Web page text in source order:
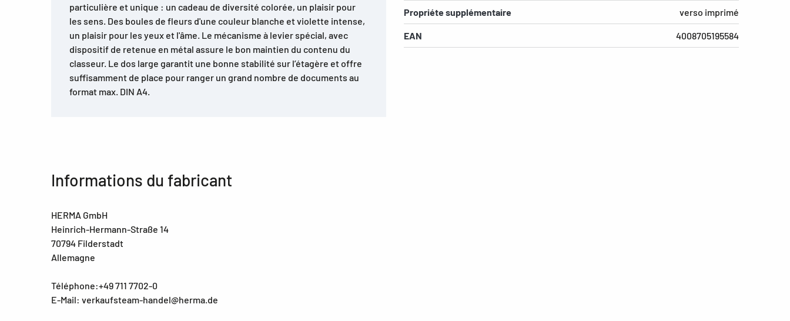
particulière et unique : un cadeau de diversité colorée, un plaisir pour
les sens. Des boules de fleurs d'une couleur blanche et violette intense,
un plaisir pour les yeux et l'âme. Le mécanisme à levier spécial, avec
dispositif de retenue en métal assure le bon maintien du contenu du
classeur. Le dos large garantit une bonne stabilité sur l’étagère et offre
suffisamment de place pour ranger un grand nombre de documents au
format max. DIN A4.
Propriéte supplémentaire verso imprimé
EAN 4008705195584
Informations du fabricant
HERMA GmbH
Heinrich-Hermann-Straße 14
70794 Filderstadt
Allemagne
Téléphone:+49 711 7702-0
E-Mail: verkaufsteam-handel@herma.de